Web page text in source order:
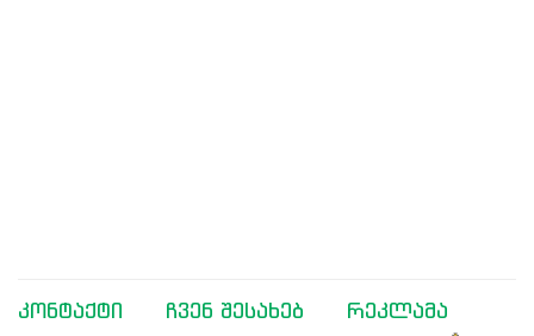
კონტაქტი ჩვენ შესახებ რეკლამა